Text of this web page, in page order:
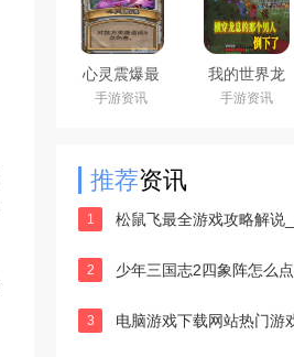
心灵震爆最
全游戏攻略
解说_心灵震
手游资讯
我的世界龙
息最全游戏
攻略解说_我
手游资讯
推荐资讯
1
2 少年三国志2四象阵怎么点
3